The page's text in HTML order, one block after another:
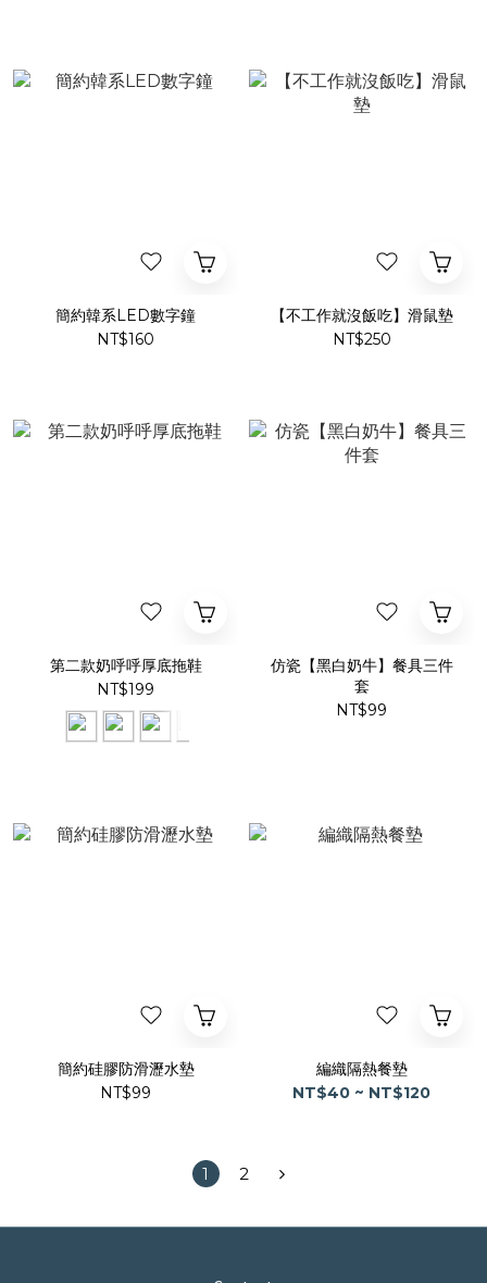
簡約韓系LED數字鐘
NT$160
【不工作就沒飯吃】滑鼠墊
NT$250
第二款奶呼呼厚底拖鞋
NT$199
仿瓷【黑白奶牛】餐具三件
套
NT$99
簡約硅膠防滑瀝水墊
NT$99
編織隔熱餐墊
NT$40 ~ NT$120
1 2